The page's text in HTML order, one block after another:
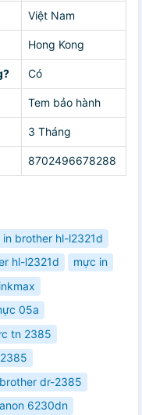
Việt Nam
Hong Kong
Có
Tem bảo hành
3 Tháng
8702496678288
brother hl-l2321d
hl-l2321d
mực in
05a
tn 2385
dr-2385
6230dn